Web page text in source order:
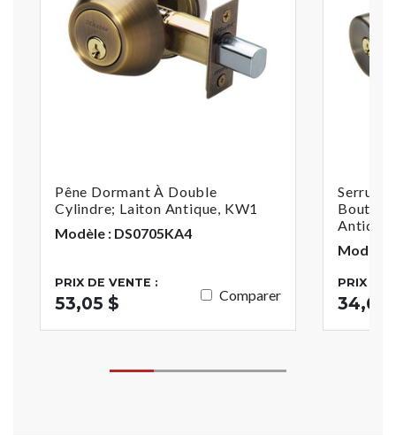
Pêne Dormant À Double
Cylindre; Laiton Antique, KW1
Modèle : DS0705KA4
PRIX DE VENTE :
53,05 $ Comparer
Serrure
Bouton
Antique,
Modèle
PRIX DE
34,63